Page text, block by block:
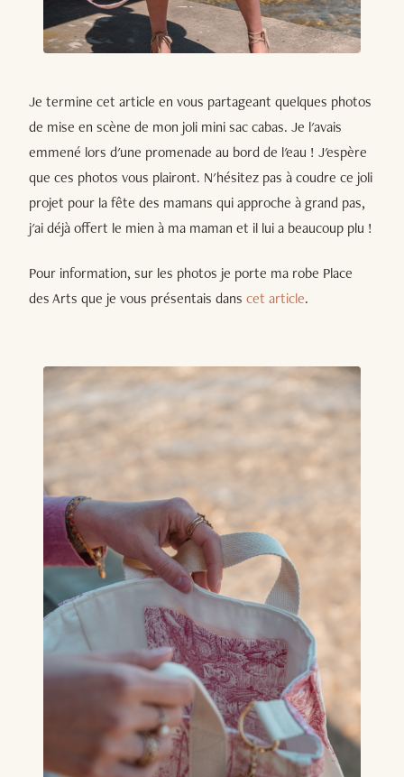
Je termine cet article en vous partageant quelques photos
de mise en scène de mon joli mini sac cabas. Je l'avais
emmené lors d'une promenade au bord de l'eau ! J'espère
que ces photos vous plairont. N'hésitez pas à coudre ce joli
projet pour la fête des mamans qui approche à grand pas,
j'ai déjà offert le mien à ma maman et il lui a beaucoup plu !
Pour information, sur les photos je porte ma robe Place
des Arts que je vous présentais dans cet article.